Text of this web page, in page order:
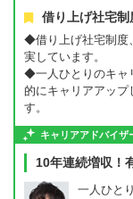
借り上げ社宅制
◆借り上げ社宅制度
実しています。
◆一人ひとりのキャ
的にキャリアアッ
す。
キャリアアドバイザ
10年連続増収！
一人ひと